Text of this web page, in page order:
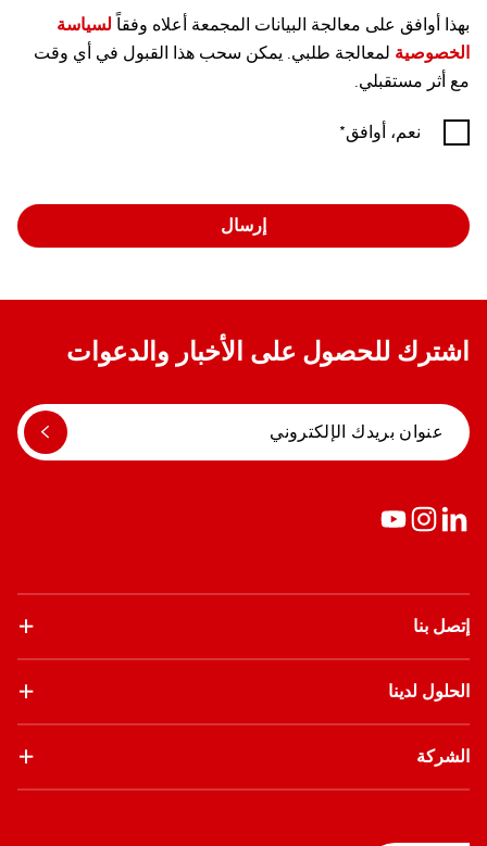
بهذا أوافق على معالجة البيانات المجمعة أعلاه وفقاً لسياسة
الخصوصية لمعالجة طلبي. يمكن سحب هذا القبول في أي وقت
مع أثر مستقبلي.
نعم، أوافق
إرسال
اشترك للحصول على الأخبار والدعوات
إتصل بنا
الحلول لدينا
الشركة